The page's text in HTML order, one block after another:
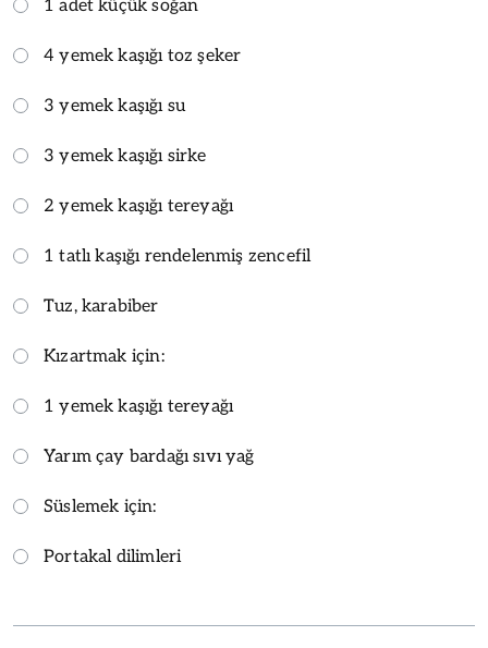
1 adet küçük soğan
4 yemek kaşığı toz şeker
3 yemek kaşığı su
3 yemek kaşığı sirke
2 yemek kaşığı tereyağı
1 tatlı kaşığı rendelenmiş zencefil
Tuz, karabiber
Kızartmak için:
1 yemek kaşığı tereyağı
Yarım çay bardağı sıvı yağ
Süslemek için:
Portakal dilimleri